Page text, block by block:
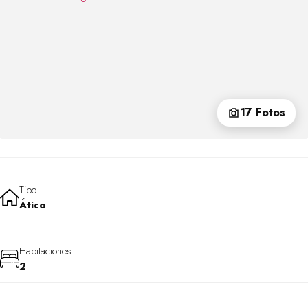
17 Fotos
Tipo
Ático
Habitaciones
2